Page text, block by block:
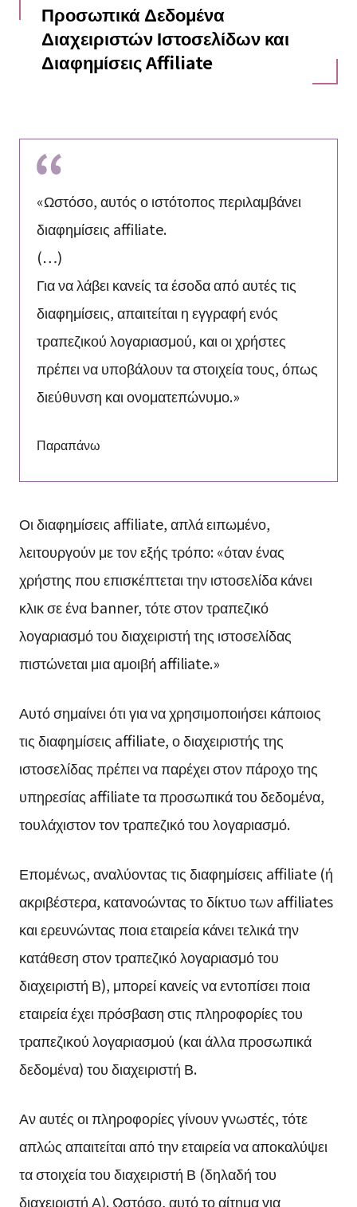
Προσωπικά Δεδομένα
Διαχειριστών Ιστοσελίδων και
Διαφημίσεις Affiliate
«Ωστόσο, αυτός ο ιστότοπος περιλαμβάνει
διαφημίσεις affiliate.
(…)
Για να λάβει κανείς τα έσοδα από αυτές τις
διαφημίσεις, απαιτείται η εγγραφή ενός
τραπεζικού λογαριασμού, και οι χρήστες
πρέπει να υποβάλουν τα στοιχεία τους, όπως
διεύθυνση και ονοματεπώνυμο.»
Παραπάνω
Οι διαφημίσεις affiliate, απλά ειπωμένο,
λειτουργούν με τον εξής τρόπο: «όταν ένας
χρήστης που επισκέπτεται την ιστοσελίδα κάνει
κλικ σε ένα banner, τότε στον τραπεζικό
λογαριασμό του διαχειριστή της ιστοσελίδας
πιστώνεται μια αμοιβή affiliate.»
Αυτό σημαίνει ότι για να χρησιμοποιήσει κάποιος
τις διαφημίσεις affiliate, ο διαχειριστής της
ιστοσελίδας πρέπει να παρέχει στον πάροχο της
υπηρεσίας affiliate τα προσωπικά του δεδομένα,
τουλάχιστον τον τραπεζικό του λογαριασμό.
Επομένως, αναλύοντας τις διαφημίσεις affiliate (ή
ακριβέστερα, κατανοώντας το δίκτυο των affiliates
και ερευνώντας ποια εταιρεία κάνει τελικά την
κατάθεση στον τραπεζικό λογαριασμό του
διαχειριστή Β), μπορεί κανείς να εντοπίσει ποια
εταιρεία έχει πρόσβαση στις πληροφορίες του
τραπεζικού λογαριασμού (και άλλα προσωπικά
δεδομένα) του διαχειριστή Β.
Αν αυτές οι πληροφορίες γίνουν γνωστές, τότε
απλώς απαιτείται από την εταιρεία να αποκαλύψει
τα στοιχεία του διαχειριστή Β (δηλαδή του
διαχειριστή Α). Ωστόσο, αυτό το αίτημα για